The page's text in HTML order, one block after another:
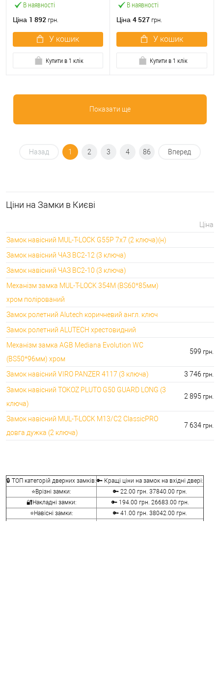
В наявності
Ціна 1 892 грн.
У кошик
Купити в 1 клік
В наявності
Ціна 4 527 грн.
У кошик
Купити в 1 клік
Показати ще
Назад 1 2 3 4 86 Вперед
Ціни на Замки в Києві
Ціна
Замок навісний MUL-T-LOCK G55P 7x7 (2 ключа)(н)
Замок навісний ЧАЗ ВС2-12 (3 ключа)
Замок навісний ЧАЗ ВС2-10 (3 ключа)
Механізм замка MUL-T-LOCK 354M (BS60*85мм)
хром полірований
Замок ролетний Alutech коричневий англ. ключ
Замок ролетний ALUTECH хрестовидний
Механізм замка AGB Mediana Evolution WC
(BS50*96мм) хром
599 грн.
Замок навісний VIRO PANZER 4117 (3 ключа) 3 746 грн.
Замок навісний TOKOZ PLUTO G50 GUARD LONG (3
ключа)
2 895 грн.
Замок навісний MUL-T-LOCK M13/C2 ClassicPRO
довга дужка (2 ключа)
7 634 грн.
🔒 ТОП категорій дверних замків:🔑 Кращі ціни на замок на вхідні двері:
⭐Врізні замки:
🔑 22.00 грн. 37840.00 грн.
🔐Накладні замки:
🔑 194.00 грн. 26683.00 грн.
⭐Навісні замки:
🔑 41.00 грн. 38042.00 грн.